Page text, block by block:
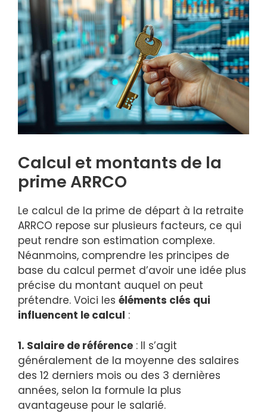
Calcul et montants de la
prime ARRCO
Le calcul de la prime de départ à la retraite
ARRCO repose sur plusieurs facteurs, ce qui
peut rendre son estimation complexe.
Néanmoins, comprendre les principes de
base du calcul permet d’avoir une idée plus
précise du montant auquel on peut
prétendre. Voici les éléments clés qui
influencent le calcul :
1. Salaire de référence : Il s’agit
généralement de la moyenne des salaires
des 12 derniers mois ou des 3 dernières
années, selon la formule la plus
avantageuse pour le salarié.